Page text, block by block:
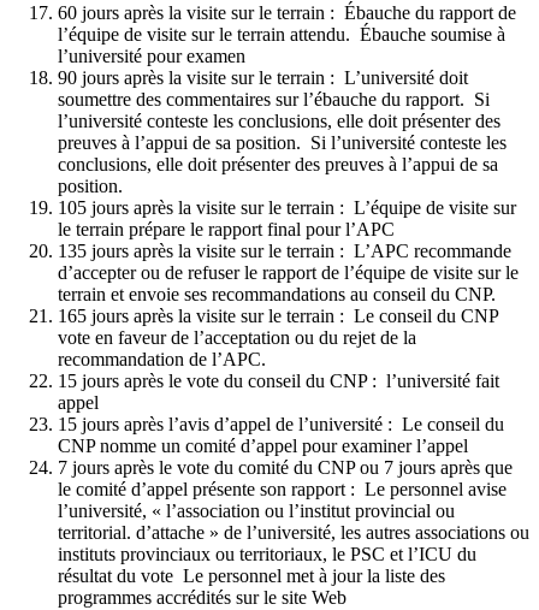
60 jours après la visite sur le terrain : Ébauche du rapport de
l’équipe de visite sur le terrain attendu. Ébauche soumise à
l’université pour examen
90 jours après la visite sur le terrain : L’université doit
soumettre des commentaires sur l’ébauche du rapport. Si
l’université conteste les conclusions, elle doit présenter des
preuves à l’appui de sa position. Si l’université conteste les
conclusions, elle doit présenter des preuves à l’appui de sa
position.
105 jours après la visite sur le terrain : L’équipe de visite sur
le terrain prépare le rapport final pour l’APC
135 jours après la visite sur le terrain : L’APC recommande
d’accepter ou de refuser le rapport de l’équipe de visite sur le
terrain et envoie ses recommandations au conseil du CNP.
165 jours après la visite sur le terrain : Le conseil du CNP
vote en faveur de l’acceptation ou du rejet de la
recommandation de l’APC.
15 jours après le vote du conseil du CNP : l’université fait
appel
15 jours après l’avis d’appel de l’université : Le conseil du
CNP nomme un comité d’appel pour examiner l’appel
7 jours après le vote du comité du CNP ou 7 jours après que
le comité d’appel présente son rapport : Le personnel avise
l’université, « l’association ou l’institut provincial ou
territorial. d’attache » de l’université, les autres associations ou
instituts provinciaux ou territoriaux, le PSC et l’ICU du
résultat du vote Le personnel met à jour la liste des
programmes accrédités sur le site Web